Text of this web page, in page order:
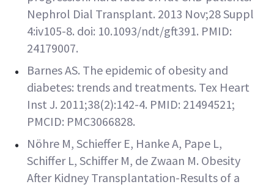
Nephrol Dial Transplant. 2013 Nov;28 Suppl
4:iv105-8. doi: 10.1093/ndt/gft391. PMID:
24179007.
Barnes AS. The epidemic of obesity and
diabetes: trends and treatments. Tex Heart
Inst J. 2011;38(2):142-4. PMID: 21494521;
PMCID: PMC3066828.
Nöhre M, Schieffer E, Hanke A, Pape L,
Schiffer L, Schiffer M, de Zwaan M. Obesity
After Kidney Transplantation-Results of a